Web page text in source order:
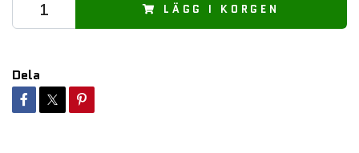
LÄGG I KORGEN
Dela